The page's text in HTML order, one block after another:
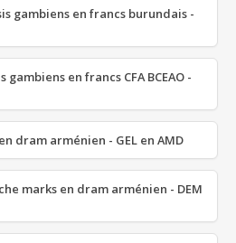
gambiens en francs burundais -
en francs CFA BCEAO -
dram arménien - GEL en AMD
marks en dram arménien - DEM